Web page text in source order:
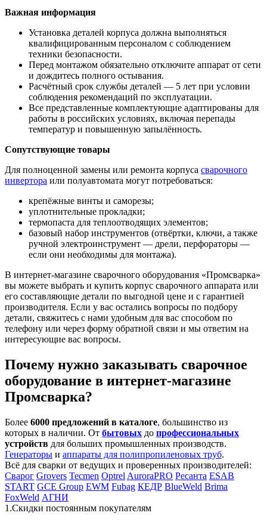
Важная информация
Установка деталей корпуса должна выполняться
квалифицированным персоналом с соблюдением
техники безопасности.
Перед монтажом обязательно отключите аппарат от сети
и дождитесь полного остывания.
Расчётный срок службы деталей — 5 лет при условии
соблюдения рекомендаций по эксплуатации.
Все представленные комплектующие адаптированы для
работы в российских условиях, включая перепады
температур и повышенную запылённость.
Сопутствующие товары
Для полноценной замены или ремонта корпуса сварочного
инвертора или полуавтомата могут потребоваться:
крепёжные винты и саморезы;
уплотнительные прокладки;
термопаста для теплоотводящих элементов;
базовый набор инструментов (отвёртки, ключи, а также
ручной электроинструмент — дрели, перфораторы —
если они необходимы для монтажа).
В интернет-магазине сварочного оборудования «Промсварка»
вы можете выбрать и купить корпус сварочного аппарата или
его составляющие детали по выгодной цене и с гарантией
производителя. Если у вас остались вопросы по подбору
детали, свяжитесь с нами удобным для вас способом по
телефону или через форму обратной связи и мы ответим на
интересующие вас вопросы.
Почему нужно заказывать сварочное
оборудование в интернет-магазине
Промсварка?
Более 6000 предложений в каталоге, большинство из
которых в наличии. От бытовых до профессиональных
устройств для больших промышленных производств.
Генераторы и аппараты для полипропиленовых труб.
Всё для сварки от ведущих и проверенных производителей:
Сварог Grovers Tecmen Optrel AuroraPRO Ресанта ESAB
START GCE Group EWM Fubag КЕДР BlueWeld Brima
FoxWeld АГНИ
1.Скидки постоянным покупателям